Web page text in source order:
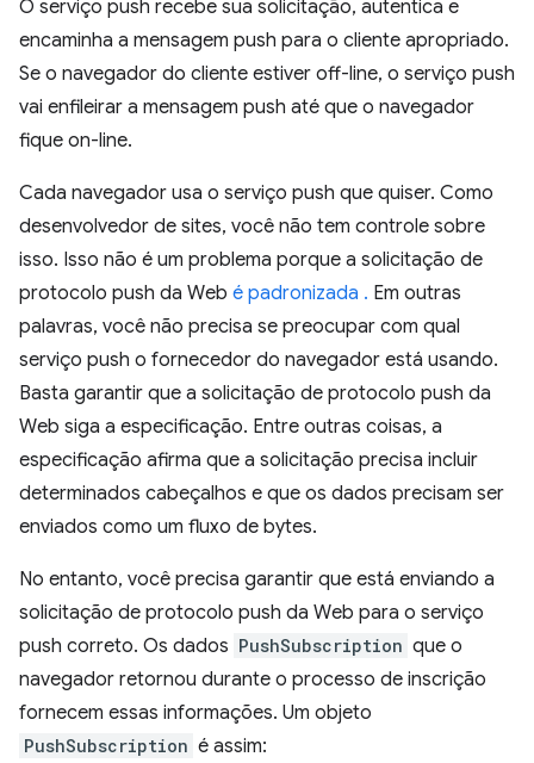
O serviço push recebe sua solicitação, autentica e
encaminha a mensagem push para o cliente apropriado.
Se o navegador do cliente estiver off-line, o serviço push
vai enfileirar a mensagem push até que o navegador
fique on-line.
Cada navegador usa o serviço push que quiser. Como
desenvolvedor de sites, você não tem controle sobre
isso. Isso não é um problema porque a solicitação de
protocolo push da Web é padronizada . Em outras
palavras, você não precisa se preocupar com qual
serviço push o fornecedor do navegador está usando.
Basta garantir que a solicitação de protocolo push da
Web siga a especificação. Entre outras coisas, a
especificação afirma que a solicitação precisa incluir
determinados cabeçalhos e que os dados precisam ser
enviados como um fluxo de bytes.
No entanto, você precisa garantir que está enviando a
solicitação de protocolo push da Web para o serviço
push correto. Os dados PushSubscription que o
navegador retornou durante o processo de inscrição
fornecem essas informações. Um objeto
PushSubscription é assim: